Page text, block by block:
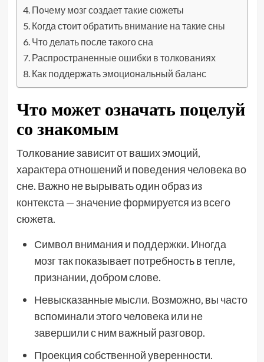
Почему мозг создает такие сюжеты
Когда стоит обратить внимание на такие сны
Что делать после такого сна
Распространенные ошибки в толкованиях
Как поддержать эмоциональный баланс
Что может означать поцелуй
со знакомым
Толкование зависит от ваших эмоций,
характера отношений и поведения человека во
сне. Важно не вырывать один образ из
контекста — значение формируется из всего
сюжета.
Символ внимания и поддержки. Иногда
мозг так показывает потребность в тепле,
признании, добром слове.
Невысказанные мысли. Возможно, вы часто
вспоминали этого человека или не
завершили с ним важный разговор.
Проекция собственной уверенности.